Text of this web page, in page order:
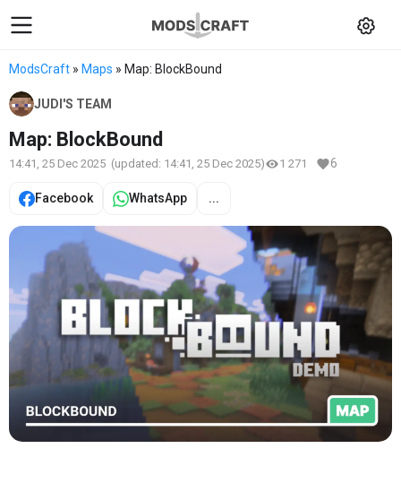
ModsCraft » Maps » Map: BlockBound
JUDI'S TEAM
Map: BlockBound
14:41, 25 Dec 2025 (updated: 14:41, 25 Dec 2025) 1 271 6
Facebook WhatsApp ...